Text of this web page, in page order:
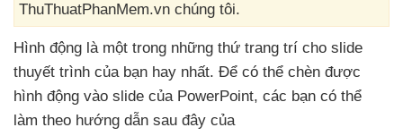
ThuThuatPhanMem.vn chúng tôi.
Hình động là một trong những thứ trang trí cho slide
thuyết trình của bạn hay nhất. Để có thể chèn được
hình động vào slide của PowerPoint, các bạn có thể
làm theo hướng dẫn sau đây của